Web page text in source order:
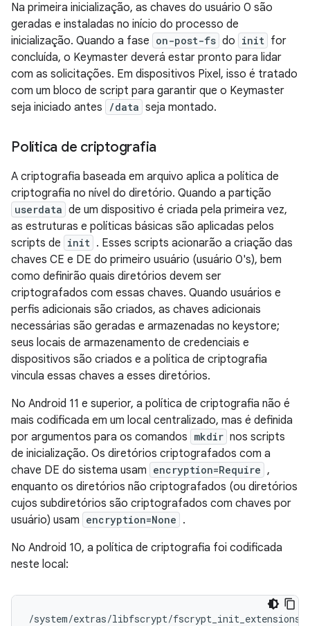
Na primeira inicialização, as chaves do usuário 0 são
geradas e instaladas no início do processo de
inicialização. Quando a fase on-post-fs do init for
concluída, o Keymaster deverá estar pronto para lidar
com as solicitações. Em dispositivos Pixel, isso é tratado
com um bloco de script para garantir que o Keymaster
seja iniciado antes
/data seja montado.
Política de criptografia
A criptografia baseada em arquivo aplica a política de
criptografia no nível do diretório. Quando a partição
userdata de um dispositivo é criada pela primeira vez,
as estruturas e políticas básicas são aplicadas pelos
scripts de init . Esses scripts acionarão a criação das
chaves CE e DE do primeiro usuário (usuário 0's), bem
como definirão quais diretórios devem ser
criptografados com essas chaves. Quando usuários e
perfis adicionais são criados, as chaves adicionais
necessárias são geradas e armazenadas no keystore;
seus locais de armazenamento de credenciais e
dispositivos são criados e a política de criptografia
vincula essas chaves a esses diretórios.
No Android 11 e superior, a política de criptografia não é
mais codificada em um local centralizado, mas é definida
por argumentos para os comandos mkdir nos scripts
de inicialização. Os diretórios criptografados com a
chave DE do sistema usam encryption=Require ,
enquanto os diretórios não criptografados (ou diretórios
cujos subdiretórios são criptografados com chaves por
usuário) usam encryption=None .
No Android 10, a política de criptografia foi codificada
neste local:
/system/extras/libfscrypt/